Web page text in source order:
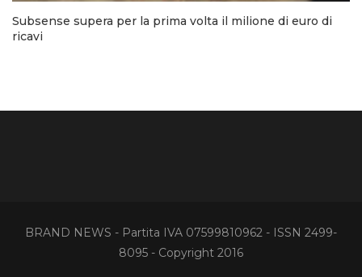
Subsense supera per la prima volta il milione di euro di
ricavi
BRAND NEWS - Partita IVA 07599810962 - ISSN 2499-
8095 - Copyright 2016